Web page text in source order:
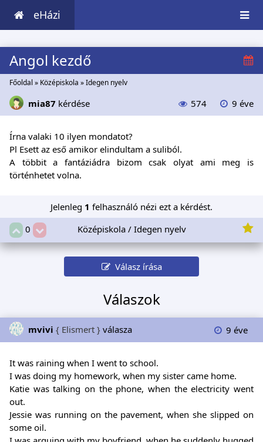
eHázi
Angol kezdő
Főoldal » Középiskola »Idegen nyelv
mia87 kérdése 574 9 éve
Írna valaki 10 ilyen mondatot?
Pl Esett az eső amikor elindultam a suliból.
A többit a fantáziádra bizom csak olyat ami meg is
történhetet volna.
Jelenleg 1 felhasználó nézi ezt a kérdést.
0
Középiskola / Idegen nyelv
Válasz írása
Válaszok
mvivi { Elismert } válasza 9 éve
It was raining when I went to school.
I was doing my homework, when my sister came home.
Katie was talking on the phone, when the electricity went
out.
Jessie was running on the pavement, when she slipped on
some oil.